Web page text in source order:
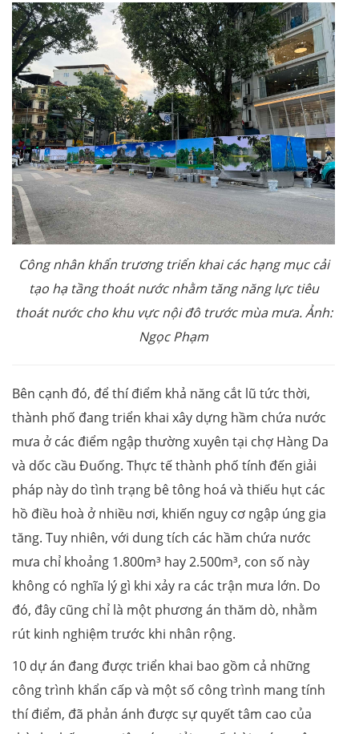
Công nhân khẩn trương triển khai các hạng mục cải
tạo hạ tầng thoát nước nhằm tăng năng lực tiêu
thoát nước cho khu vực nội đô trước mùa mưa. Ảnh:
Ngọc Phạm
Bên cạnh đó, để thí điểm khả năng cắt lũ tức thời,
thành phố đang triển khai xây dựng hầm chứa nước
mưa ở các điểm ngập thường xuyên tại chợ Hàng Da
và dốc cầu Đuống. Thực tế thành phố tính đến giải
pháp này do tình trạng bê tông hoá và thiếu hụt các
hồ điều hoà ở nhiều nơi, khiến nguy cơ ngập úng gia
tăng. Tuy nhiên, với dung tích các hầm chứa nước
mưa chỉ khoảng 1.800m³ hay 2.500m³, con số này
không có nghĩa lý gì khi xảy ra các trận mưa lớn. Do
đó, đây cũng chỉ là một phương án thăm dò, nhằm
rút kinh nghiệm trước khi nhân rộng.
10 dự án đang được triển khai bao gồm cả những
công trình khẩn cấp và một số công trình mang tính
thí điểm, đã phản ánh được sự quyết tâm cao của